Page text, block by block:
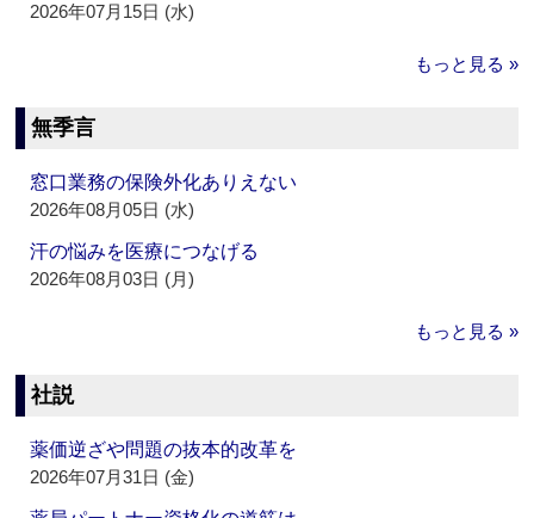
2026年07月15日 (水)
もっと見る »
無季言
窓口業務の保険外化ありえない
2026年08月05日 (水)
汗の悩みを医療につなげる
2026年08月03日 (月)
もっと見る »
社説
薬価逆ざや問題の抜本的改革を
2026年07月31日 (金)